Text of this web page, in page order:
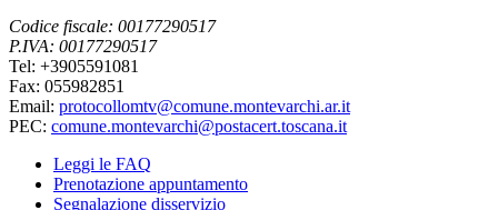
Codice fiscale: 00177290517
P.IVA: 00177290517
Tel: +3905591081
Fax: 055982851
Email: protocollomtv@comune.montevarchi.ar.it
PEC: comune.montevarchi@postacert.toscana.it
Leggi le FAQ
Prenotazione appuntamento
Segnalazione disservizio